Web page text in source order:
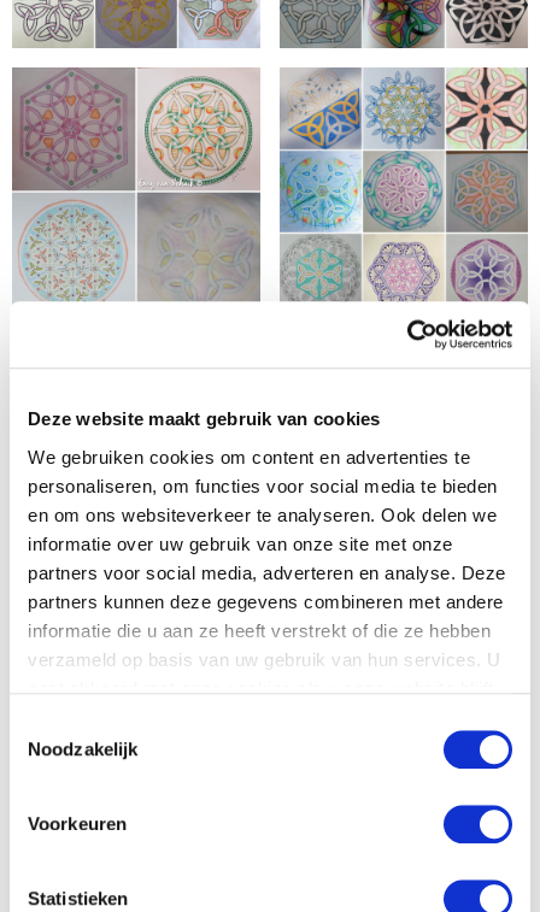
Deze website maakt gebruik van cookies
We gebruiken cookies om content en advertenties te
personaliseren, om functies voor social media te bieden
en om ons websiteverkeer te analyseren. Ook delen we
informatie over uw gebruik van onze site met onze
partners voor social media, adverteren en analyse. Deze
partners kunnen deze gegevens combineren met andere
informatie die u aan ze heeft verstrekt of die ze hebben
verzameld op basis van uw gebruik van hun services. U
Noodzakelijk
Voorkeuren
Statistieken